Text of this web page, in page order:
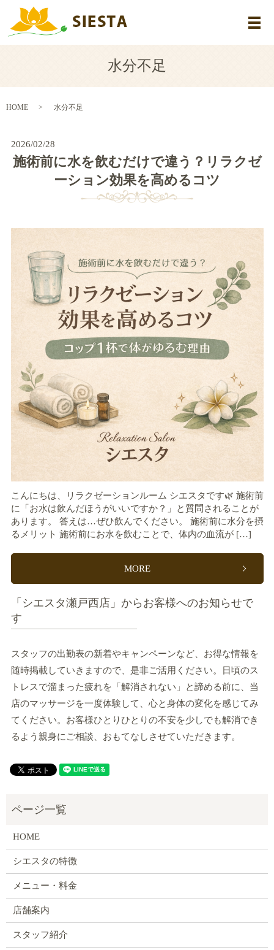
メ
水分不足
HOME 水分不足
2026/02/28
施術前に水を飲むだけで違う？リラクゼ
ーション効果を高めるコツ
こんにちは、リラクゼーションルーム シエスタです🌿 施術前
に「お水は飲んだほうがいいですか？」と質問されることが
あります。 答えは…ぜひ飲んでください。 施術前に水分を摂
るメリット 施術前にお水を飲むことで、体内の血流が […]
MORE
「シエスタ瀬戸西店」からお客様へのお知らせで
す
スタッフの出勤表の新着やキャンペーンなど、お得な情報を
随時掲載していきますので、是非ご活用ください。日頃のス
トレスで溜まった疲れを「解消されない」と諦める前に、当
店のマッサージを一度体験して、心と身体の変化を感じてみ
てください。お客様ひとりひとりの不安を少しでも解消でき
るよう親身にご相談、おもてなしさせていただきます。
HOME
シエスタの特徴
メニュー・料金
店舗案内
スタッフ紹介